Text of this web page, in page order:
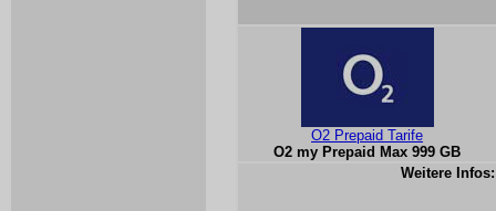
O2 Prepaid Tarife
O2 my Prepaid Max 999 GB
Weitere Infos: